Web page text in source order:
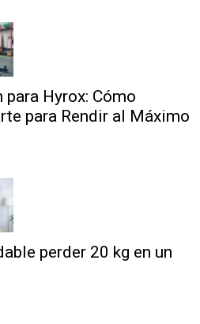
Hyrox: Cómo
para Rendir al Máximo
perder 20 kg en un